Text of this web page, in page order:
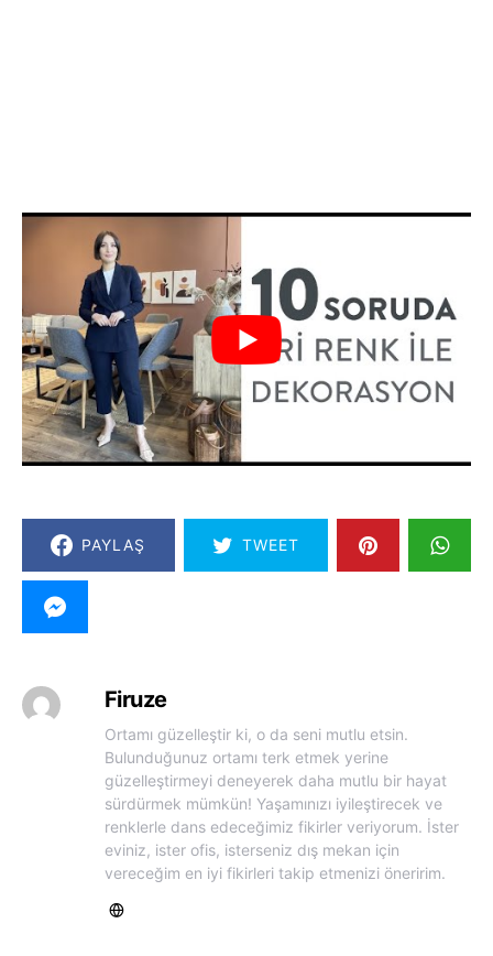
PAYLAŞ TWEET
Firuze
Ortamı güzelleştir ki, o da seni mutlu etsin.
Bulunduğunuz ortamı terk etmek yerine
güzelleştirmeyi deneyerek daha mutlu bir hayat
sürdürmek mümkün! Yaşamınızı iyileştirecek ve
renklerle dans edeceğimiz fikirler veriyorum. İster
eviniz, ister ofis, isterseniz dış mekan için
vereceğim en iyi fikirleri takip etmenizi öneririm.